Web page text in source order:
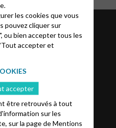
Groupes régionaux CEPE
Intranet / Archives
les cookies que vous
pouvez cliquer sur
ou bien accepter tous les
accepter et
accepter
être retrouvés à tout
sur les
sur la page deMentions